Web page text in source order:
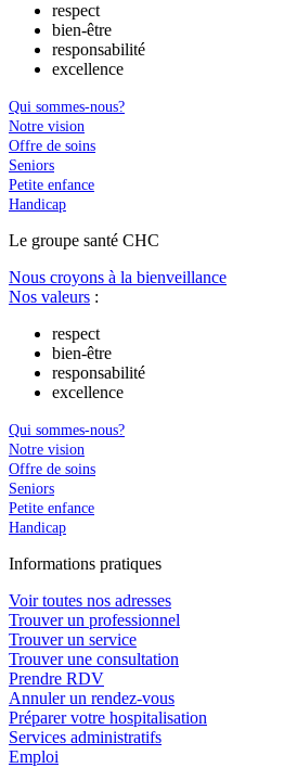
respect
bien-être
responsabilité
excellence
Qui sommes-nous?
Notre vision
Offre de soins
Seniors
Petite enfance
Handicap
Le groupe santé CHC
Nous croyons à la bienveillance
Nos valeurs :
respect
bien-être
responsabilité
excellence
Qui sommes-nous?
Notre vision
Offre de soins
Seniors
Petite enfance
Handicap
Informations pratiques
Voir toutes nos adresses
Trouver un professionnel
Trouver un service
Trouver une consultation
Prendre RDV
Annuler un rendez-vous
Préparer votre hospitalisation
Services administratifs
Emploi​